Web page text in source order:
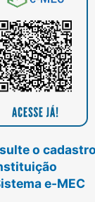
o cadastro
e-MEC